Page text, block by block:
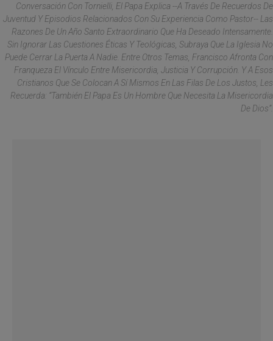
Conversación Con Tornielli, El Papa Explica --A Través De Recuerdos De
Juventud Y Episodios Relacionados Con Su Experiencia Como Pastor-- Las
Razones De Un Año Santo Extraordinario Que Ha Deseado Intensamente.
Sin Ignorar Las Cuestiones Éticas Y Teológicas, Subraya Que La Iglesia No
Puede Cerrar La Puerta A Nadie. Entre Otros Temas, Francisco Afronta Con
Franqueza El Vínculo Entre Misericordia, Justicia Y Corrupción. Y A Esos
Cristianos Que Se Colocan A Sí Mismos En Las Filas De Los Justos, Les
Recuerda: “También El Papa Es Un Hombre Que Necesita La Misericordia
De Dios”.